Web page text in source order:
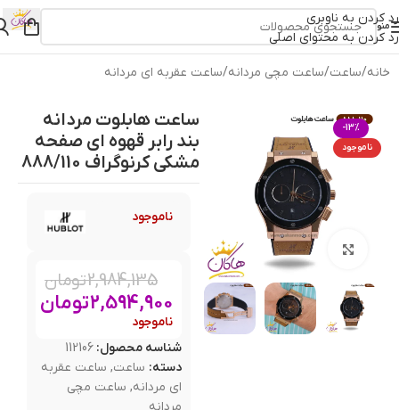
رد کردن به ناوبری
رد کردن به محتوای اصلی
منو
خانه/ساعت/ساعت مچی مردانه/ساعت عقربه ای مردانه
-13%
ناموجود
بزرگنمایی تصویر
ساعت هابلوت مردانه
بند رابر قهوه ای صفحه
مشکی کرنوگراف 888/110
ناموجود
2,984,135تومان
2,594,900تومان
ناموجود
شناسه محصول: 112106
دسته: ساعت, ساعت عقربه
ای مردانه, ساعت مچی
مردانه